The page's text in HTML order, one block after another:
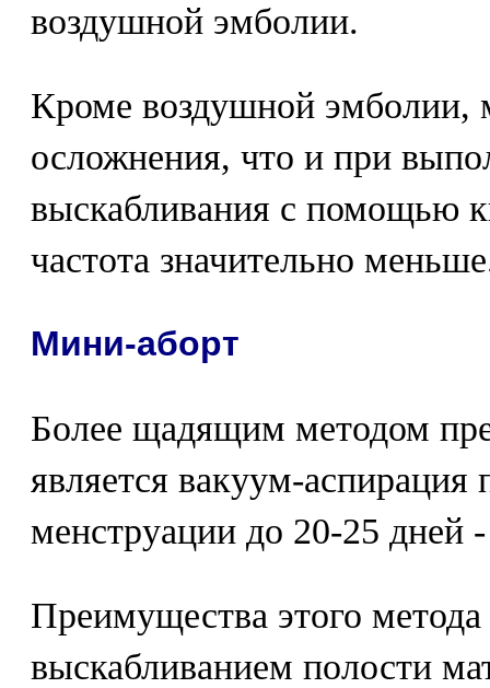
воздушной эмболии.
Кроме воздушной эмболии,
осложнения, что и при
выскабливания с помощью
частота значительно
Мини-аборт
Более щадящим методом
является вакуум-
менструации до 20-25 дней
Преимущества этого
выскабливанием полости